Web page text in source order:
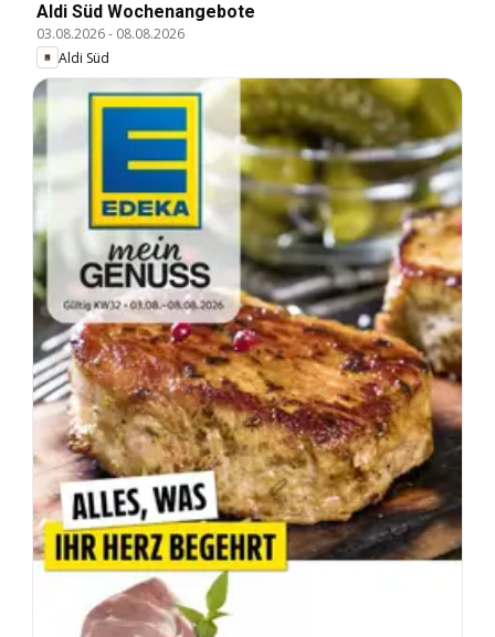
Aldi Süd Wochenangebote
03.08.2026- 08.08.2026
Aldi Süd